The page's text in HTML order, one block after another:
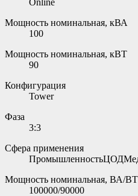
Мощность номинальная, кВА
100
Мощность номинальная, кВТ
90
Конфигурация
Tower
Фаза
3:3
Сфера применения
Мощность номинальная, ВА/ВТ
100000/90000